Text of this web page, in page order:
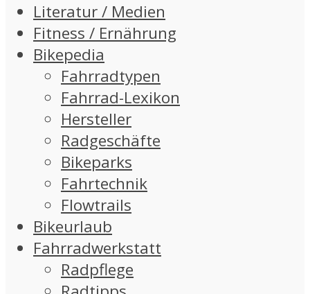
Literatur / Medien
Fitness / Ernährung
Bikepedia
Fahrradtypen
Fahrrad-Lexikon
Hersteller
Radgeschäfte
Bikeparks
Fahrtechnik
Flowtrails
Bikeurlaub
Fahrradwerkstatt
Radpflege